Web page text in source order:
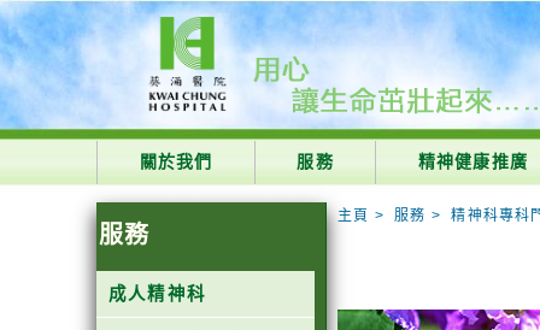
成人精神科
主頁 >服務 >精神科專科